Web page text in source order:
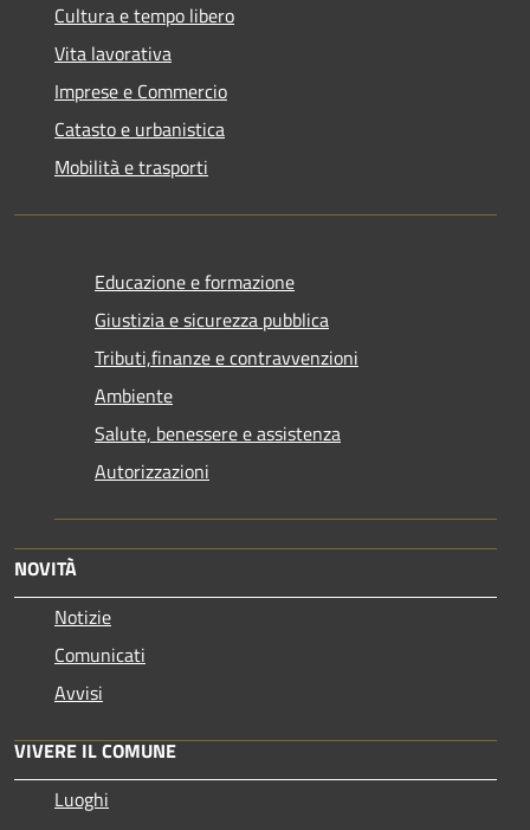
Cultura e tempo libero
Vita lavorativa
Imprese e Commercio
Catasto e urbanistica
Mobilità e trasporti
Educazione e formazione
Giustizia e sicurezza pubblica
Tributi,finanze e contravvenzioni
Ambiente
Salute, benessere e assistenza
Autorizzazioni
NOVITÀ
Notizie
Comunicati
Avvisi
VIVERE IL COMUNE
Luoghi